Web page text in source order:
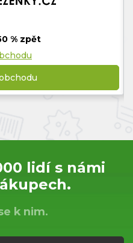
% zpět
lidí s námi
k nim.